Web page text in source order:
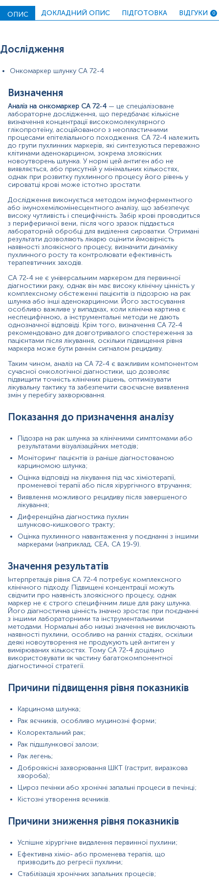
ефективність терапевтичних заходів.
у комплексному обстеженні пацієнтів із підозрою на
рак шлунка або інші аденокарциноми. Його
клінічна картина є неспецифічною, а інструментальні
визначення CA 72‑4 рекомендовано для
довготривалого спостереження за пацієнтами після
лікування, оскільки підвищення рівня маркера може
бути раннім сигналом рецидиву.
Таким чином, аналіз на CA 72‑4 є важливим
компонентом сучасної онкологічної діагностики, що
дозволяє підвищити точність клінічних рішень,
оптимізувати лікувальну тактику та забезпечити
своєчасне виявлення змін у перебігу захворювання.
Показання до призначення аналізу
Підозра на рак шлунка за клінічними симптомами
або результатами візуалізаційних методів;
Моніторинг пацієнтів із раніше діагностованою
карциномою шлунка;
Оцінка відповіді на лікування під час хіміотерапії,
променевої терапії або після хірургічного
втручання;
Виявлення можливого рецидиву після
Диференційна діагностика пухлин
шлунково‑кишкового тракту;
Оцінка пухлинного навантаження у поєднанні з
іншими маркерами (наприклад, CEA, CA 19‑9).
Значення результатів
Інтерпретація рівня CA 72‑4 потребує комплексного
клінічного підходу. Підвищені концентрації можуть
свідчити про наявність злоякісного процесу, однак
маркер не є строго специфічним лише для раку шлунка.
Його діагностична цінність значно зростає при
поєднанні з іншими лабораторними та
інструментальними методами. Нормальні або низькі
значення не виключають наявності пухлини, особливо
продукують цей антиген у вимірюваних кількостях. Тому
багатокомпонентної діагностичної стратегії.
Причини підвищення рівня показників
Карцинома шлунка;
Рак яєчників, особливо муцинозні форми;
Колоректальний рак;
Рак легень;
Доброякісні захворювання ШКТ (гастрит,
виразкова хвороба);
Цироз печінки або хронічні запальні процеси в
печінці;
Кістозні утворення яєчників.
Причини зниження рівня показників
Успішне хірургічне видалення первинної пухлини;
Ефективна хіміо‑ або променева терапія, що
призводить до регресії пухлини;
Стабілізація хронічних запальних процесів;
Природна біологічна варіабельність та
індивідуальні метаболічні особливості;
Лабораторні коливання, пов’язані з
преаналітичними факторами.
Показання до призначення аналізу в окремих
напрямках
Онкологія:
моніторинг динаміки пухлинного
процесу, оцінка ефективності терапії, раннє
Гастроентерологія:
захворюваннями шлунка при підозрі на
злоякісність.
Гінекологія:диференційна діагностика пухлин
яєчників, особливо муцинозних.
резекції пухлини.
Внутрішня медицина:оцінка складних
діагностичних випадків із залученням кількох
органних систем.
Матеріал
сироватка крові
Зміст:
ОПИС ДОКЛАДНИЙ ОПИС ПІДГОТОВКА ВІДГУКИ 0
Дослідження
Онкомаркер шлунку CA 72-4
Визначення
Аналіз на онкомаркер CA 72‑4 — це спеціалізоване
лабораторне дослідження, що передбачає кількісне
визначення концентрації високомолекулярного
глікопротеїну, асоційованого з неопластичними
процесами епітеліального походження. CA 72‑4 належить
до групи пухлинних маркерів, які синтезуються переважно
клітинами аденокарцином, зокрема злоякісних
новоутворень шлунка. У нормі цей антиген або не
виявляється, або присутній у мінімальних кількостях,
однак при розвитку пухлинного процесу його рівень у
сироватці крові може істотно зростати.
Дослідження виконується методом імуноферментного
або імунохемілюмінесцентного аналізу, що забезпечує
високу чутливість і специфічність. Забір крові проводиться
з периферичної вени, після чого зразок піддається
лабораторній обробці для виділення сироватки. Отримані
результати дозволяють лікарю оцінити ймовірність
наявності злоякісного процесу, визначити динаміку
пухлинного росту та контролювати ефективність
терапевтичних заходів.
CA 72‑4 не є універсальним маркером для первинної
діагностики раку, однак він має високу клінічну цінність у
комплексному обстеженні пацієнтів із підозрою на рак
шлунка або інші аденокарциноми. Його застосування
особливо важливе у випадках, коли клінічна картина є
неспецифічною, а інструментальні методи не дають
однозначної відповіді. Крім того, визначення CA 72‑4
рекомендовано для довготривалого спостереження за
пацієнтами після лікування, оскільки підвищення рівня
маркера може бути раннім сигналом рецидиву.
Таким чином, аналіз на CA 72‑4 є важливим компонентом
сучасної онкологічної діагностики, що дозволяє
підвищити точність клінічних рішень, оптимізувати
лікувальну тактику та забезпечити своєчасне виявлення
змін у перебігу захворювання.
Показання до призначення аналізу
Підозра на рак шлунка за клінічними симптомами або
результатами візуалізаційних методів;
Моніторинг пацієнтів із раніше діагностованою
карциномою шлунка;
Оцінка відповіді на лікування під час хіміотерапії,
променевої терапії або після хірургічного втручання;
Виявлення можливого рецидиву після завершеного
лікування;
Диференційна діагностика пухлин
шлунково‑кишкового тракту;
Оцінка пухлинного навантаження у поєднанні з іншими
маркерами (наприклад, CEA, CA 19‑9).
Значення результатів
Інтерпретація рівня CA 72‑4 потребує комплексного
клінічного підходу. Підвищені концентрації можуть
свідчити про наявність злоякісного процесу, однак
маркер не є строго специфічним лише для раку шлунка.
Його діагностична цінність значно зростає при поєднанні
з іншими лабораторними та інструментальними
методами. Нормальні або низькі значення не виключають
наявності пухлини, особливо на ранніх стадіях, оскільки
деякі новоутворення не продукують цей антиген у
вимірюваних кількостях. Тому CA 72‑4 доцільно
використовувати як частину багатокомпонентної
діагностичної стратегії.
Причини підвищення рівня показників
Карцинома шлунка;
Рак яєчників, особливо муцинозні форми;
Колоректальний рак;
Рак підшлункової залози;
Рак легень;
Доброякісні захворювання ШКТ (гастрит, виразкова
хвороба);
Цироз печінки або хронічні запальні процеси в печінці;
Кістозні утворення яєчників.
Причини зниження рівня показників
Успішне хірургічне видалення первинної пухлини;
Ефективна хіміо‑ або променева терапія, що
призводить до регресії пухлини;
Стабілізація хронічних запальних процесів;